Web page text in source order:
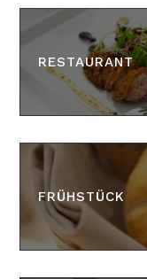
RESTAURANT
FRÜHSTÜCK